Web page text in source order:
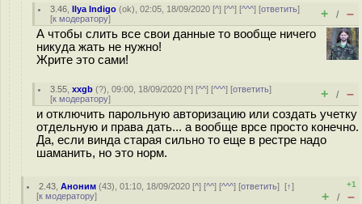
3.46 ,Ilya Indigo (ok), 02:05, 18/09/2020 [^] [^^] [^^^] [ответить]
[к модератору] + / –
А чтобы слить все свои данные то вообще ничего
никуда жать не нужно!
Жрите это сами!
3.55 ,xxgb (?), 09:00, 18/09/2020 [^] [^^] [^^^] [ответить]
[к модератору] + / –
и отключить парольную авторизацию или создать учетку
отдельную и права дать... а вообще врсе просто конечно.
Да, если винда старая сильно то еще в рестре надо
шаманить, но это норм.
2.43 ,Аноним (43), 01:10, 18/09/2020 [^] [^^] [^^^] [ответить][↑]
[к модератору]
+1
+ / –